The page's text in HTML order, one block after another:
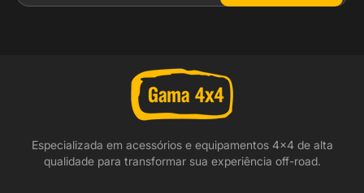
Especializada em acessórios e equipamentos 4x4 de alta
qualidade para transformar sua experiência off-road.